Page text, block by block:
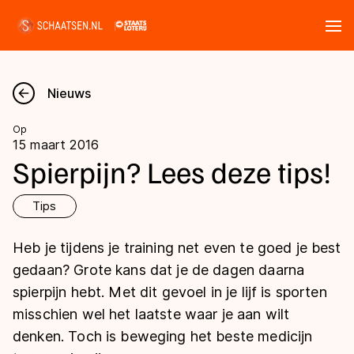
Nieuws
Kalender
Disciplines
Marathon
Langebaan
Shorttrack
Uitslagen
Langebaan
Shorttrack
Tijden & historie
Ranglijsten Langebaan
Nieuws
Op
15 maart 2016
Spierpijn? Lees deze tips!
Tips
Heb je tijdens je training net even te goed je best
gedaan? Grote kans dat je de dagen daarna
spierpijn hebt. Met dit gevoel in je lijf is sporten
misschien wel het laatste waar je aan wilt
denken. Toch is beweging het beste medicijn